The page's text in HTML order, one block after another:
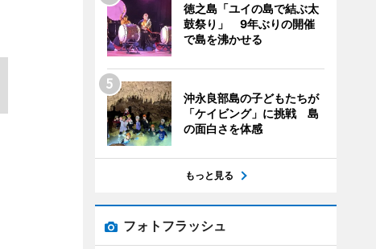
徳之島「ユイの島で結ぶ太
鼓祭り」 9年ぶりの開催
で島を沸かせる
沖永良部島の子どもたちが
「ケイビング」に挑戦 島
の面白さを体感
もっと見る
フォトフラッシュ